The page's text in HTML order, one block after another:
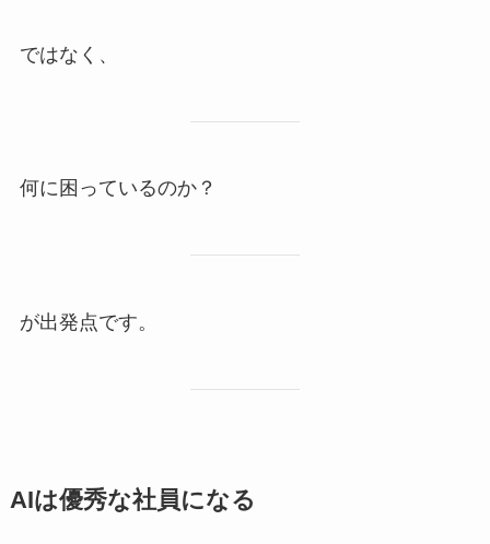
ではなく、
何に困っているのか？
が出発点です。
AIは優秀な社員になる